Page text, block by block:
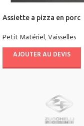
Assiette a pizza en porc
Petit Matériel,Vaisselles
AJOUTER AU DEVIS